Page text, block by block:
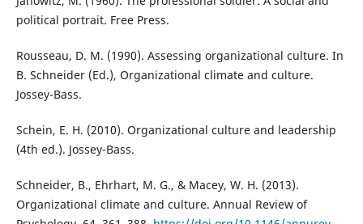
political portrait. Free Press.
Rousseau, D. M. (1990). Assessing organizational culture. In
B. Schneider (Ed.), Organizational climate and culture.
Jossey-Bass.
Schein, E. H. (2010). Organizational culture and leadership
(4th ed.). Jossey-Bass.
Schneider, B., Ehrhart, M. G., & Macey, W. H. (2013).
Organizational climate and culture. Annual Review of